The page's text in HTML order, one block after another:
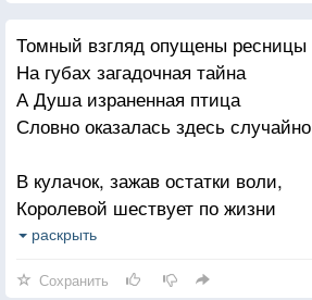
Береги, что дано Судьбой
Там, за будущим только вечность
И цени каждый миг он твой
Не надейся на бесконечность.
Томный взгляд опущены ресницы
На губах загадочная тайна
А Душа израненная птица
Словно оказалась здесь случайно
В кулачок, зажав остатки воли,
Королевой шествует по жизни
И никто, не видит её боли
раскрыть
Сохранить